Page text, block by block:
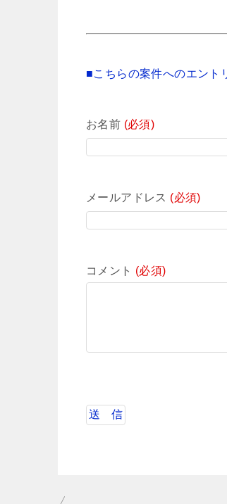
■こちらの案件へのエント
お名前 (必須)
メールアドレス (必須)
コメント (必須)